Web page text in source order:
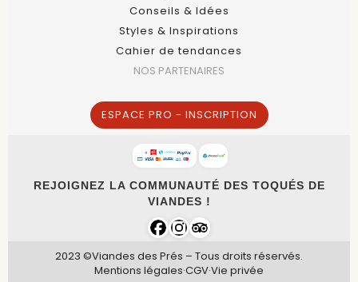
Conseils & Idées
Styles & Inspirations
Cahier de tendances
NOS PARTENAIRES
ESPACE PRO - INSCRIPTION
REJOIGNEZ LA COMMUNAUTÉ DES TOQUÉS DE
VIANDES !
2023 ©Viandes des Prés – Tous droits réservés.
Mentions légales·CGV·Vie privée